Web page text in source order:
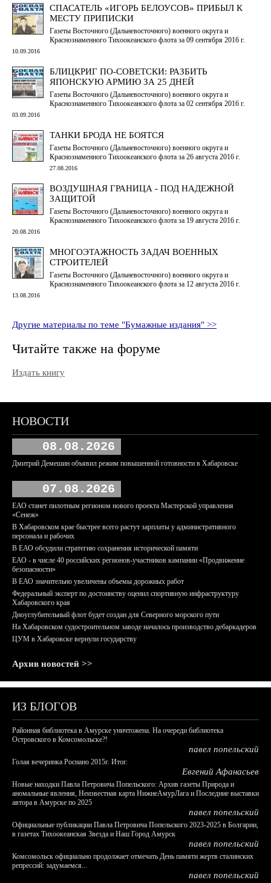
СПАСАТЕЛЬ «ИГОРЬ БЕЛОУСОВ» ПРИБЫЛ К
МЕСТУ ПРИПИСКИ
Газеты Восточного (Дальневосточного) военного округа и
Краснознаменного Тихоокеанского флота за 09 сентября 2016 г.
10.09.2016
БЛИЦКРИГ ПО-СОВЕТСКИ: РАЗБИТЬ
ЯПОНСКУЮ АРМИЮ ЗА 25 ДНЕЙ
Газеты Восточного (Дальневосточного) военного округа и
Краснознаменного Тихоокеанского флота за 02 сентября 2016 г.
03.09.2016
ТАНКИ БРОДА НЕ БОЯТСЯ
Газеты Восточного (Дальневосточного) военного округа и
Краснознаменного Тихоокеанского флота за 26 августа 2016 г.
27.08.2016
ВОЗДУШНАЯ ГРАНИЦА - ПОД НАДЕЖНОЙ
ЗАЩИТОЙ
Газеты Восточного (Дальневосточного) военного округа и
Краснознаменного Тихоокеанского флота за 19 августа 2016 г.
20.08.2016
МНОГОЭТАЖНОСТЬ ЗАДАЧ ВОЕННЫХ
СТРОИТЕЛЕЙ
Газеты Восточного (Дальневосточного) военного округа и
Краснознаменного Тихоокеанского флота за 12 августа 2016 г.
13.08.2016
Другие материалы по теме "Бумажные издания" >>
Читайте также на форуме
Издать книгу
НОВОСТИ
08.08.2026
Дмитрий Демешин объявил режим повышенной готовности в Хабаровске
07.08.2026
ЕАО станет пилотным регионом нового проекта Мастерской управления
«Сенеж»
В Хабаровском крае быстрее всего растут зарплаты у административного
персонала и рабочих
В ЕАО обсудили стратегию сохранения исторической памяти
ЕАО - в числе 40 российских регионов-участников кампании «Продвижение
безопасности»
В ЕАО значительно увеличены объемы дорожных работ
Федеральный эксперт по достоинству оценил спортивную инфраструктуру
Хабаровского края
Дноуглубительный флот будет создан для Северного морского пути
На Хабаровском судостроительном заводе началось производство дебаркадеров
ЦУМ в Хабаровске вернули государству
Архив новостей >>
ИЗ БЛОГОВ
Районная библиотека в Амурске уничтожена. На очереди библиотека
Островского в Комсомольске?!
павел попельский
Голая вечеринка Роснано 2015г. Итог.
Евгений Афанасьев
Новые находки Павла Петровича Попельского: Архив газеты Природа и
аномальные явления, Неизвестная карта НижнеАмурЛага и Последние выставки
автора в Амурске по 2025
павел попельский
Официальные публикации Павла Петровича Попельского 2023-2025 в Болгарии,
в газетах Тихоокеанская Звезда и Наш Город Амурск
павел попельский
Комсомольск официально продолжает отмечать День памяти жертв сталинских
репрессий: задумаемся...
павел попельский